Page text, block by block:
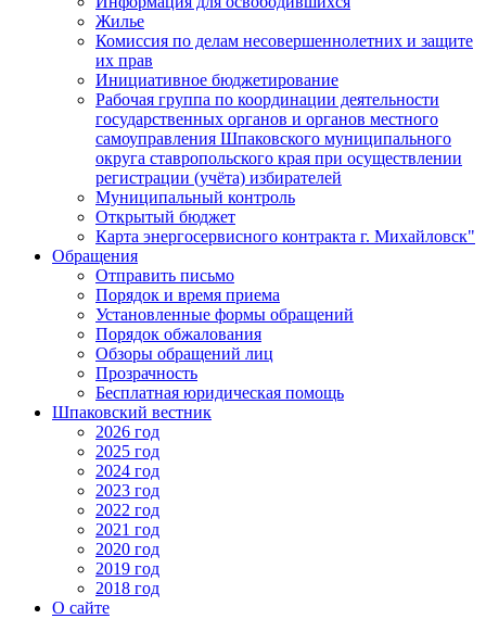
Жилье
Комиссия по делам несовершеннолетних и защите
их прав
Инициативное бюджетирование
Рабочая группа по координации деятельности
государственных органов и органов местного
самоуправления Шпаковского муниципального
округа ставропольского края при осуществлении
регистрации (учёта) избирателей
Муниципальный контроль
Открытый бюджет
Карта энергосервисного контракта г. Михайловск"
Обращения
Отправить письмо
Порядок и время приема
Установленные формы обращений
Порядок обжалования
Обзоры обращений лиц
Прозрачность
Бесплатная юридическая помощь
Шпаковский вестник
2026 год
2025 год
2024 год
2023 год
2022 год
2021 год
2020 год
2019 год
2018 год
О сайте